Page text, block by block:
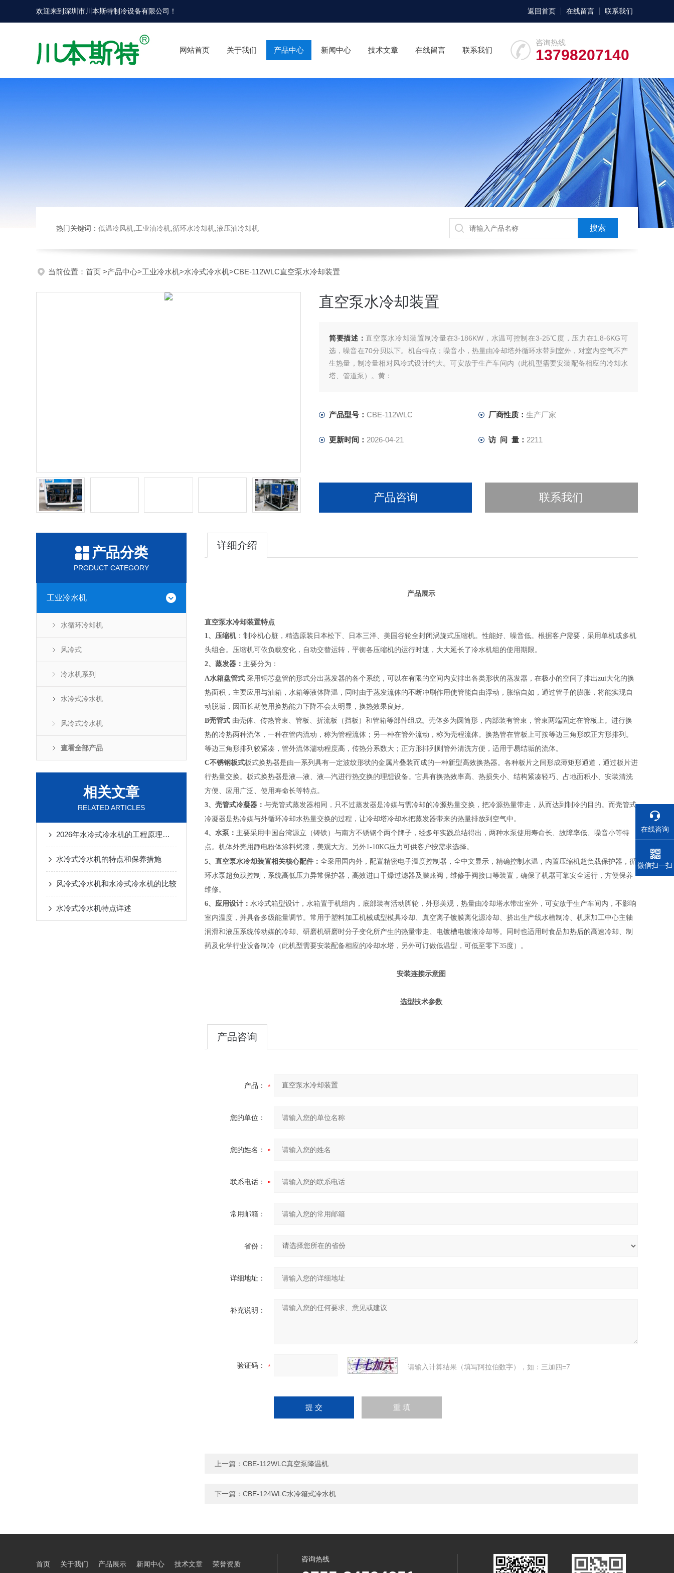
欢迎来到深圳市川本斯特制冷设备有限公司 ！ 返回首页 在线留言 联系我们
咨询热线
13798207140
网站首页 关于我们 产品中心 新闻中心 技术文章 在线留言 联系我们
热门关键词： 低温冷风机,工业油冷机,循环水冷却机,液压油冷却机
当前位置： 首页 >产品中心>工业冷水机>水冷式冷水机>CBE-112WLC直空泵水冷却装置
直空泵水冷却装置
简要描述： 直空泵水冷却装置制冷量在3-186KW，水温可控制在3-25℃度，压力在1.8-6KG可
选，噪音在70分贝以下。机台特点；噪音小，热量由冷却塔外循环水带到室外，对室内空气不产
生热量，制冷量相对风冷式设计约大。可安放于生产车间内（此机型需要安装配备相应的冷却水
塔、管道泵）。黄：
产品型号： CBE-112WLC 厂商性质： 生产厂家
更新时间： 2026-04-21 访 问 量： 2211
产品咨询 联系我们
产品分类
PRODUCT CATEGORY
工业冷水机
水循环冷却机
风冷式
冷水机系列
水冷式冷水机
风冷式冷水机
查看全部产品
相关文章
RELATED ARTICLES
2026年水冷式冷水机的工程原理与系统集成
水冷式冷水机的特点和保养措施
风冷式冷水机和水冷式冷水机的比较
水冷式冷水机特点详述
详细介绍
产品展示
直空泵水冷却装置特点
1、压缩机：制冷机心脏，精选原装日本松下、日本三洋、美国谷轮全封闭涡旋式压缩机。性能好、噪音低。根据客户需要，采用单机或多机
头组合。压缩机可依负载变化，自动交替运转，平衡各压缩机的运行时速，大大延长了冷水机组的使用期限。
2、蒸发器： 主要分为：
A水箱盘管式 采用铜芯盘管的形式分出蒸发器的各个系统，可以在有限的空间内安排出各类形状的蒸发器，在极小的空间了排出zui大化的换
热面积，主要应用与油箱，水箱等液体降温，同时由于蒸发流体的不断冲刷作用使管能自由浮动，胀缩自如，通过管子的膨胀，将能实现自
动脱垢，因而长期使用换热能力下降不会太明显，换热效果良好。
B壳管式 由壳体、传热管束、管板、折流板（挡板）和管箱等部件组成。壳体多为圆筒形，内部装有管束，管束两端固定在管板上。进行换
热的冷热两种流体，一种在管内流动，称为管程流体；另一种在管外流动，称为壳程流体。换热管在管板上可按等边三角形或正方形排列。
等边三角形排列较紧凑，管外流体湍动程度高，传热分系数大；正方形排列则管外清洗方便，适用于易结垢的流体。
C不锈钢板式板式换热器是由一系列具有一定波纹形状的金属片叠装而成的一种新型高效换热器。各种板片之间形成薄矩形通道，通过板片进
行热量交换。板式换热器是液—液、液—汽进行热交换的理想设备。它具有换热效率高、热损失小、结构紧凑轻巧、占地面积小、安装清洗
方便、应用广泛、使用寿命长等特点。
3、壳管式冷凝器： 与壳管式蒸发器相同，只不过蒸发器是冷媒与需冷却的冷源热量交换，把冷源热量带走，从而达到制冷的目的。而壳管式
冷凝器是热冷媒与外循环冷却水热量交换的过程，让冷却塔冷却水把蒸发器带来的热量排放到空气中。
4、水泵： 主要采用中国台湾源立（铸铁）与南方不锈钢个两个牌子，经多年实践总结得出，两种水泵使用寿命长、故障率低、噪音小等特
点。 机体外壳用静电粉体涂料烤漆，美观大方。
另外1-10KG压力可供客户按需求选择。
5、 直空泵水冷却装置相关核心配件： 全采用国内外， 配置精密电子温度控制器，全中文显示，精确控制水温，内置压缩机超负载保护器，循
环水泵超负载控制，系统高低压力异常保护器，高效进口干燥过滤器及臌账阀，维修手阀接口等装置，确保了机器可靠安全运行，方便保养
维修。
6、 应用设计： 水冷式箱型设计，水箱置于机组内，底部装有活动脚轮，外形美观，热量由冷却塔水带出室外，可安放于生产车间内，不影响
室内温度，并具备多级能量调节。常用于塑料加工机械成型模具冷却、真空离子镀膜离化源冷却、挤出生产线水槽制冷、机床加工中心主轴
润滑和液压系统传动媒的冷却、研磨机研磨时分子变化所产生的热量带走、电镀槽电镀液冷却等。同时也适用时食品加热后的高速冷却、制
药及化学行业设备制冷 （此机型需要安装配备相应的冷却水塔，另外可订做低温型， 可低至零下35度）。
安装连接示意图
选型技术参数
产品咨询
产品：
您的单位：
您的姓名：
联系电话：
常用邮箱：
省份：
详细地址：
补充说明：
验证码： 请输入计算结果（填写阿拉伯数字），如：三加四=7
上一篇： CBE-112WLC真空泵降温机
下一篇： CBE-124WLC水冷箱式冷水机
首页 关于我们 产品展示 新闻中心 技术文章 荣誉资质
咨询热线
在线咨询
电话
微信扫一扫